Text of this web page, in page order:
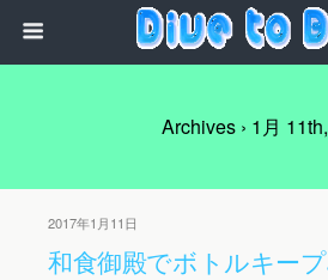
Archives › 1月
2017年1月11日
和食御殿でボトルキー